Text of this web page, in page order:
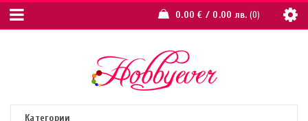
0.00€ / 0.00 лв. 0